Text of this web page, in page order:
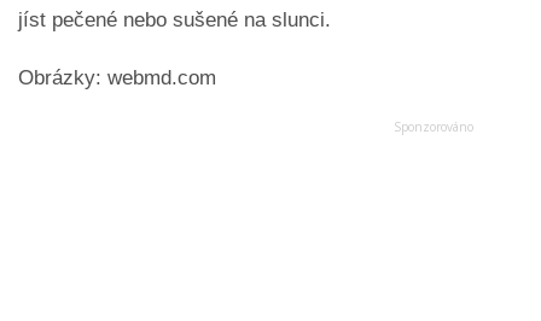
jíst pečené nebo sušené na slunci.
Obrázky: webmd.com